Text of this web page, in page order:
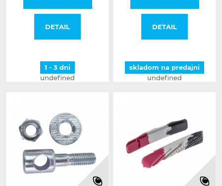
DETAIL
1 - 3 dni
undefined
DETAIL
skladom na predajni
undefined